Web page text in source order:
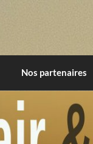
Nos partenaires